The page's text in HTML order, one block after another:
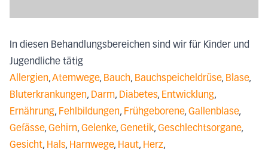
In diesen Behandlungsbereichen sind wir für Kinder und
Jugendliche tätig
Allergien,Atemwege, Bauch, Bauchspeicheldrüse, Blase,
Bluterkrankungen, Darm, Diabetes, Entwicklung,
Ernährung, Fehlbildungen, Frühgeborene, Gallenblase,
Gefässe, Gehirn, Gelenke, Genetik, Geschlechtsorgane,
Gesicht, Hals, Harnwege, Haut, Herz,